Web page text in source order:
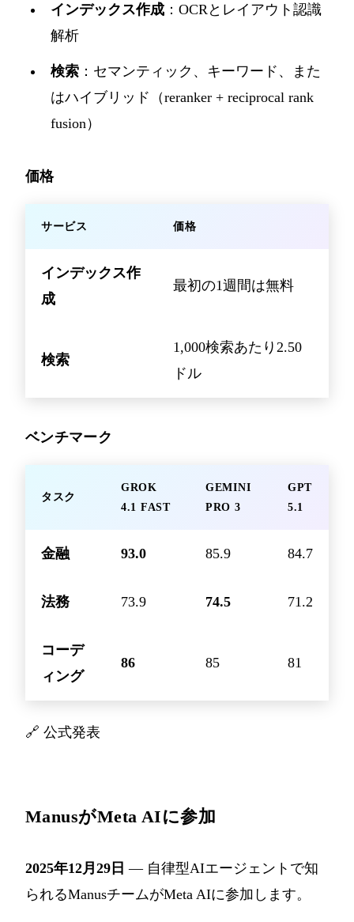
インデックス作成 ：OCRとレイアウト認識
解析
検索 ：セマンティック、キーワード、また
はハイブリッド（reranker + reciprocal rank
fusion）
価格
サービス 価格
インデックス作
成
最初の1週間は無料
検索
1,000検索あたり2.50
ドル
ベンチマーク
タスク
GROK
4.1 FAST
GEMINI
PRO 3
GPT
5.1
金融 93.0 85.9 84.7
法務 73.9 74.5 71.2
コーデ
ィング
86 85 81
🔗 公式発表
ManusがMeta AIに参加
2025年12月29日 — 自律型AIエージェントで知
られるManusチームがMeta AIに参加します。